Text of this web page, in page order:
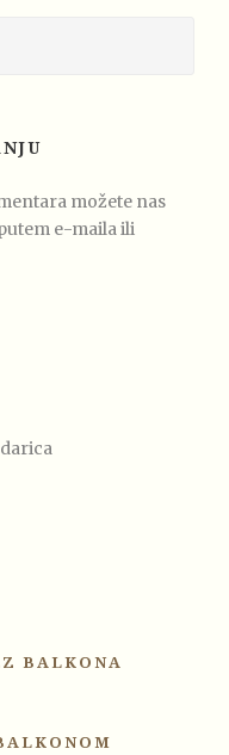
možete nas
e-maila ili
BALKONA